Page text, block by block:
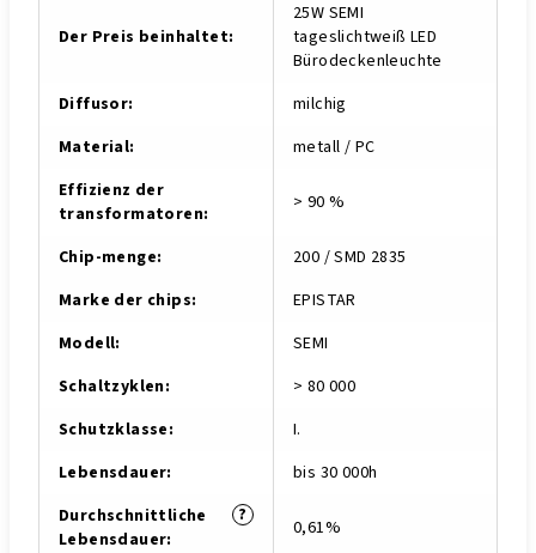
Der Preis beinhaltet:
25W SEMI
tageslichtweiß LED
Bürodeckenleuchte
Diffusor:
milchig
Material:
metall / PC
Effizienz der
transformatoren: > 90 %
Chip-menge:
200 / SMD 2835
Marke der chips:
EPISTAR
Modell:
SEMI
Schaltzyklen:
> 80 000
Schutzklasse:
I.
Lebensdauer:
bis 30 000h
?
Durchschnittliche
Lebensdauer: 0,61%